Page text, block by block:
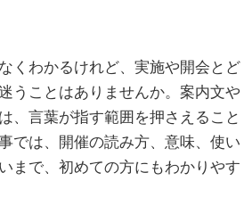
くわかるけれど、実施や開会とど
うことはありませんか。案内文や
、言葉が指す範囲を押さえること
では、開催の読み方、意味、使い
まで、初めての方にもわかりやす